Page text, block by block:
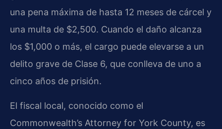
una pena máxima de hasta 12 meses de cárcel y
una multa de $2,500. Cuando el daño alcanza
los $1,000 o más, el cargo puede elevarse a un
delito grave de Clase 6, que conlleva de uno a
cinco años de prisión.
El fiscal local, conocido como el
Commonwealth’s Attorney for York County, es